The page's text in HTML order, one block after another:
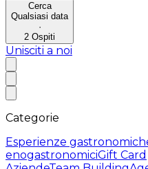
Cerca
Qualsiasi data
·
2 Ospiti
Unisciti a noi
Categorie
Esperienze
enogastronomiciGift Card